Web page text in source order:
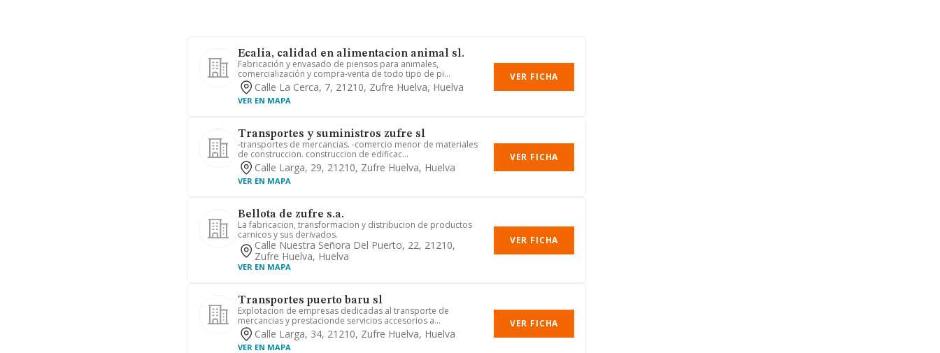
Ecalia, calidad en alimentacion animal sl.
Fabricación y envasado de piensos para animales,
comercialización y compra-venta de todo tipo de pi...
Calle La Cerca, 7, 21210, Zufre Huelva, Huelva
VER EN MAPA
VER FICHA
Transportes y suministros zufre sl
-transportes de mercancias. -comercio menor de materiales
de construccion. construccion de edificac...
Calle Larga, 29, 21210, Zufre Huelva, Huelva
VER EN MAPA
VER FICHA
Bellota de zufre s.a.
La fabricacion, transformacion y distribucion de productos
carnicos y sus derivados.
Calle Nuestra Señora Del Puerto, 22, 21210,
Zufre Huelva, Huelva
VER EN MAPA
VER FICHA
Transportes puerto baru sl
Explotacion de empresas dedicadas al transporte de
mercancias y prestacionde servicios accesorios a...
Calle Larga, 34, 21210, Zufre Huelva, Huelva
VER EN MAPA
VER FICHA